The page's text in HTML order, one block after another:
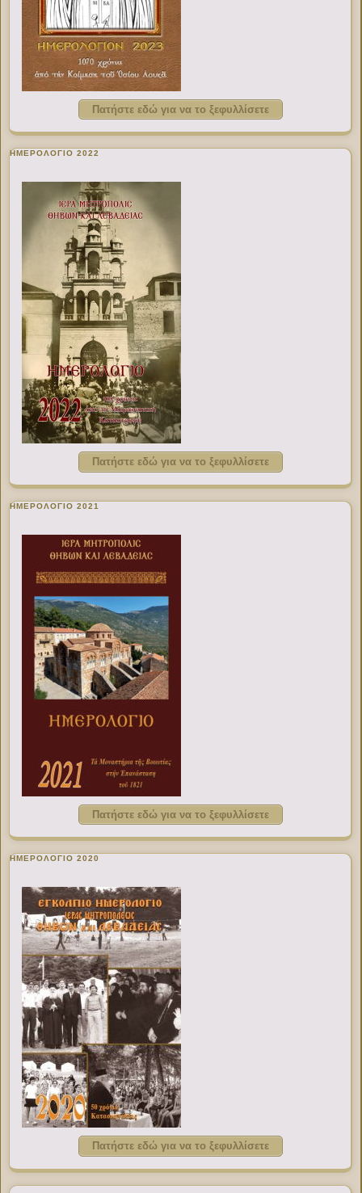
Πατήστε εδώ για να το ξεφυλλίσετε
ΗΜΕΡΟΛΟΓΙΟ 2022
Πατήστε εδώ για να το ξεφυλλίσετε
ΗΜΕΡΟΛΟΓΙΟ 2021
Πατήστε εδώ για να το ξεφυλλίσετε
ΗΜΕΡΟΛΟΓΙΟ 2020
Πατήστε εδώ για να το ξεφυλλίσετε